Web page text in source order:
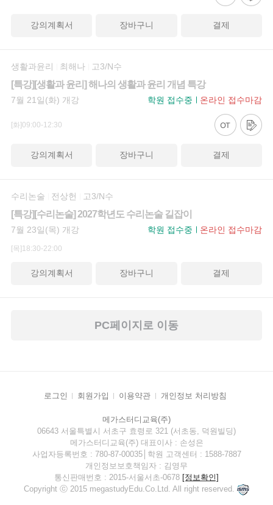
강의계획서 장바구니 결제
생활과윤리 최해나 고3/N수
[특강][생활과 윤리] 해나의 생활과 윤리 개념 특강
7월 21일(화) 개강 학원 접수중 온라인 접수마감
[화]09:00-12:30
강의계획서 장바구니 결제
수리논술 전상헌 고3/N수
[특강][수리논술] 2027학년도 수리논술 길잡이
7월 23일(목) 개강 학원 접수중 온라인 접수마감
[목]18:30-22:00
강의계획서 장바구니 결제
PC페이지로 이동
로그인 회원가입 이용약관 개인정보 처리방침
메가스터디교육(주)
06643 서울특별시 서초구 효령로 321 (서초동, 덕원빌딩)
메가스터디교육(주) 대표이사 : 손성은
사업자등록번호 : 780-87-00035│학원 고객센터 : 1588-7887
개인정보보호책임자 : 김영무
통신판매번호 : 2015-서울서초-0678 [정보확인]
Copyright ⓒ 2015 megastudyEdu.Co.Ltd. All right reserved.